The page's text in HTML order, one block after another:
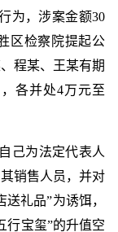
为，涉案金额30
区检察院提起公
程某、王某有期
各并处4万元至
己为法定代表人
销售人员，并对
礼品”为诱饵，
行宝玺”的升值空